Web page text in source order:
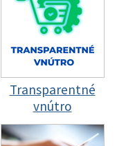
Transparentné
vnútro